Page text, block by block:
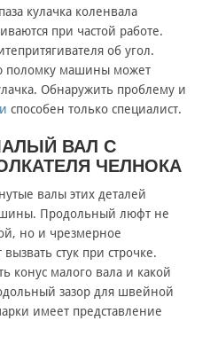
кулачка коленвала
при частой работе.
об угол.
поломку машины может
Обнаружить проблему и
способен только специалист.
ВАЛ С
ЧЕЛНОКА
валы этих деталей
Продольный люфт не
но и чрезмерное
стук при строчке.
конус малого вала и какой
зазор для швейной
имеет представление